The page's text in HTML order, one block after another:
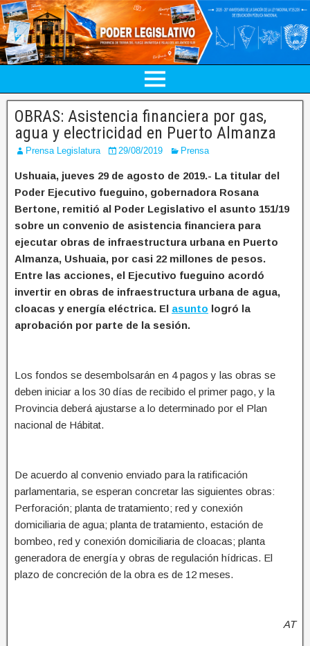
OBRAS: Asistencia financiera por gas,
agua y electricidad en Puerto Almanza
Prensa Legislatura 29/08/2019 Prensa
Ushuaia, jueves 29 de agosto de 2019.- La titular del
Poder Ejecutivo fueguino, gobernadora Rosana
Bertone, remitió al Poder Legislativo el asunto 151/19
sobre un convenio de asistencia financiera para
ejecutar obras de infraestructura urbana en Puerto
Almanza, Ushuaia, por casi 22 millones de pesos.
Entre las acciones, el Ejecutivo fueguino acordó
invertir en obras de infraestructura urbana de agua,
cloacas y energía eléctrica. El asunto logró la
aprobación por parte de la sesión.
Los fondos se desembolsarán en 4 pagos y las obras se
deben iniciar a los 30 días de recibido el primer pago, y la
Provincia deberá ajustarse a lo determinado por el Plan
nacional de Hábitat.
De acuerdo al convenio enviado para la ratificación
parlamentaria, se esperan concretar las siguientes obras:
Perforación; planta de tratamiento; red y conexión
domiciliaria de agua; planta de tratamiento, estación de
bombeo, red y conexión domiciliaria de cloacas; planta
generadora de energía y obras de regulación hídricas. El
plazo de concreción de la obra es de 12 meses.
AT